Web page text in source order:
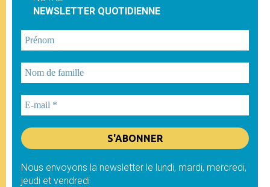
NEWSLETTER QUOTIDIENNE
Nous envoyons la newsletter le lundi, mardi, mercredi,
jeudi et vendredi